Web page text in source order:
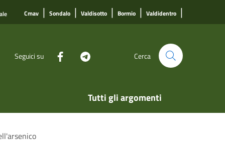
Cmav | Sondalo | Valdisotto | Bormio | Valdidentro |
Seguici su Cerca
Tutti gli argomenti